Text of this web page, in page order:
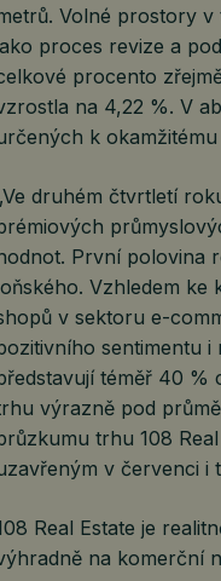
Volné prostory
proces revize a
procento
na 4,22 %. V
k
druhém čtvrtletí
První polovina
Vzhledem
v sektoru e-
sentimentu
téměř 40 %
výrazně pod
trhu 108
v červenci i
Real Estate je
na komerční